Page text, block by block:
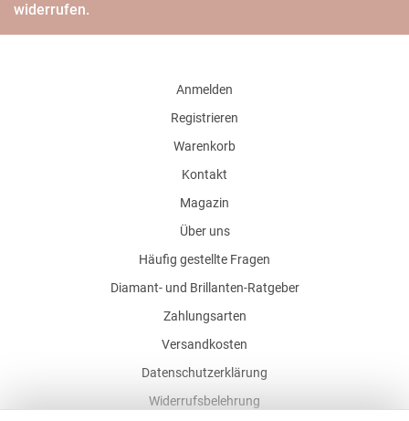
widerrufen.
Anmelden
Registrieren
Warenkorb
Kontakt
Magazin
Über uns
Häufig gestellte Fragen
Diamant- und Brillanten-Ratgeber
Zahlungsarten
Versandkosten
Datenschutzerklärung
Widerrufsbelehrung